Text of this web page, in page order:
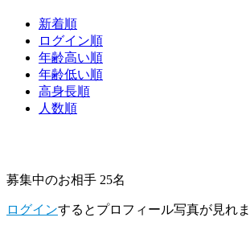
新着順
ログイン順
年齢高い順
年齢低い順
高身長順
人数順
募集中のお相手 25名
ログインするとプロフィール写真が見れ